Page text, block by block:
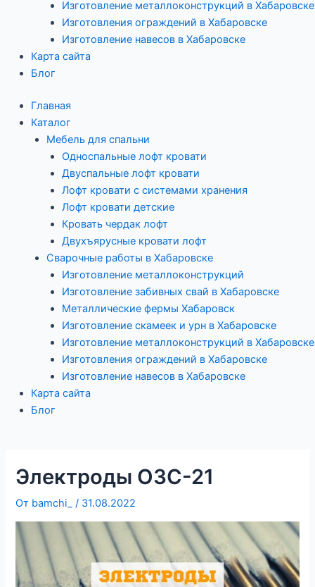
Изготовление металлоконструкций в Хабаровске
Изготовления ограждений в Хабаровске
Изготовление навесов в Хабаровске
Карта сайта
Блог
Главная
Каталог
Мебель для спальни
Односпальные лофт кровати
Двуспальные лофт кровати
Лофт кровати с системами хранения
Лофт кровати детские
Кровать чердак лофт
Двухъярусные кровати лофт
Сварочные работы в Хабаровске
Изготовление металлоконструкций
Изготовление забивных свай в Хабаровске
Металлические фермы Хабаровск
Изготовление скамеек и урн в Хабаровске
Изготовление металлоконструкций в Хабаровске
Изготовления ограждений в Хабаровске
Изготовление навесов в Хабаровске
Карта сайта
Блог
Электроды ОЗС-21
От bamchi_/ 31.08.2022